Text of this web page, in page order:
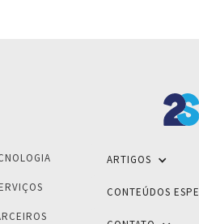
ARTIGOS
CONTEÚDOS